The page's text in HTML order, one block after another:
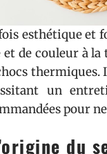
esthétique et
de couleur à la
thermiques.
un
pour
du